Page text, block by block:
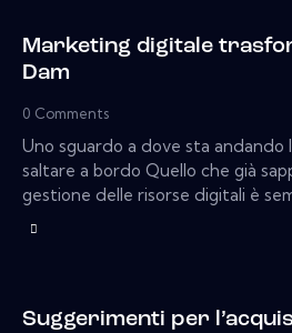
Marketing digitale
Dam
0 Comments
Uno sguardo a dove sta andando
saltare a bordo Quello che già
gestione delle risorse digitali è
Suggerimenti per